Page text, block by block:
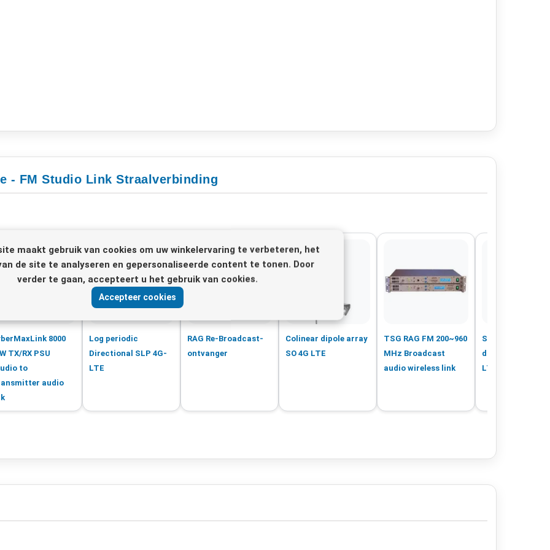
maakt gebruik van cookies om uw winkelervaring te verbeteren, het
de site te analyseren en gepersonaliseerde content te tonen. Door
verder te gaan, accepteert u het gebruik van cookies.
Accepteer cookies
- FM Studio Link Straalverbinding
8000
TX/RX PSU
to
audio
Log periodic
Directional SLP 4G-
LTE
RAG Re-Broadcast-
ontvanger
Colinear dipole array
SO 4G LTE
TSG RAG FM 200~960
MHz Broadcast
audio wireless link
Sirio Colineaire
dipoolarray SO
LTE